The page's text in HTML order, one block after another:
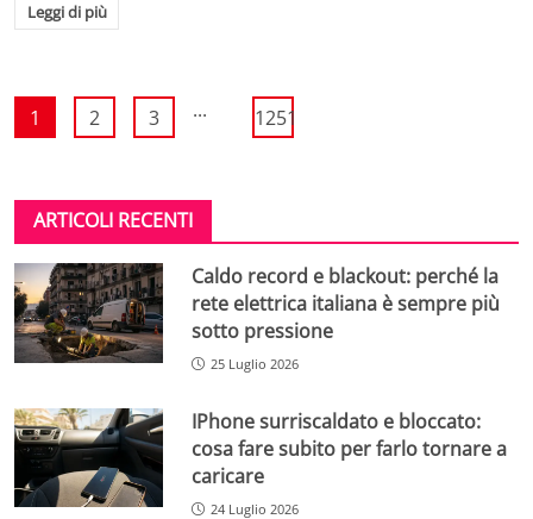
Leggi di più
1 2 3 ... 1251
ARTICOLI RECENTI
Caldo record e blackout: perché la
rete elettrica italiana è sempre più
sotto pressione
25 Luglio 2026
IPhone surriscaldato e bloccato:
cosa fare subito per farlo tornare a
caricare
24 Luglio 2026